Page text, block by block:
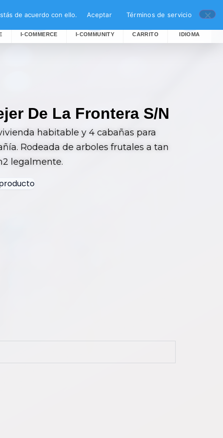
I-COMMERCE I-COMMUNITY CARRITO IDIOMA
De La Frontera S/n
habitable y 4 cabañas para
Rodeada de arboles frutales a tan
legalmente.
de acuerdo con ello. Aceptar Términos de servicio